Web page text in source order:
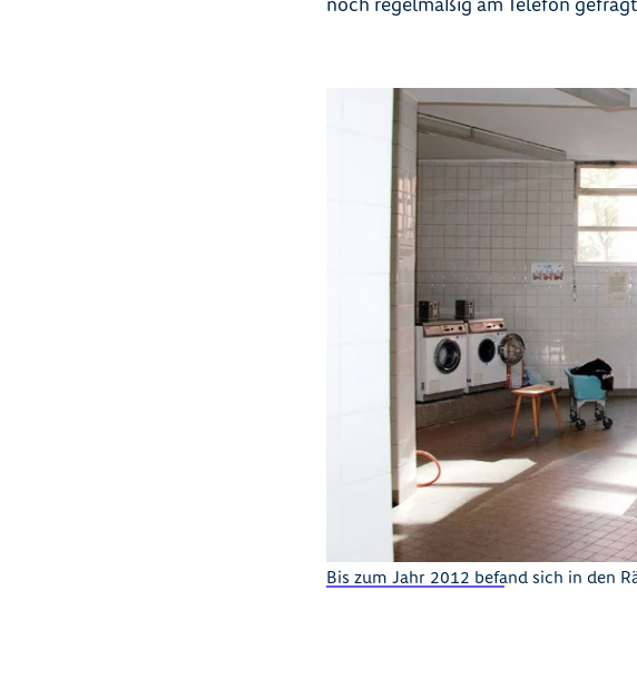
Bis zum Jahr 2012 befand sich in den